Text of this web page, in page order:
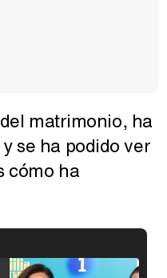
matrimonio, ha
se ha podido ver
cómo ha